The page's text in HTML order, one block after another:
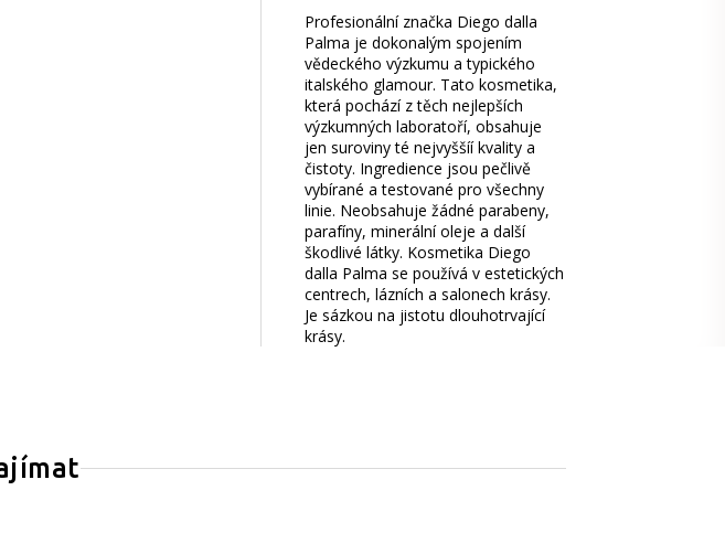
Profesionální značka Diego dalla
Palma je dokonalým spojením
vědeckého výzkumu a typického
italského glamour. Tato kosmetika,
která pochází z těch nejlepších
výzkumných laboratoří, obsahuje
jen suroviny té nejvyššíí kvality a
čistoty. Ingredience jsou pečlivě
vybírané a testované pro všechny
linie. Neobsahuje žádné parabeny,
parafíny, minerální oleje a další
škodlivé látky. Kosmetika Diego
dalla Palma se používá v estetických
centrech, lázních a salonech krásy.
Je sázkou na jistotu dlouhotrvající
krásy.